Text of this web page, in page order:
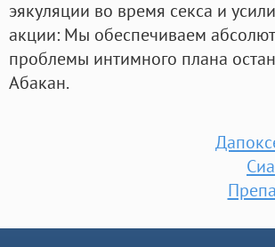
эякуляции во время секса и
акции: Мы обеспечиваем
проблемы интимного плана
Абакан.